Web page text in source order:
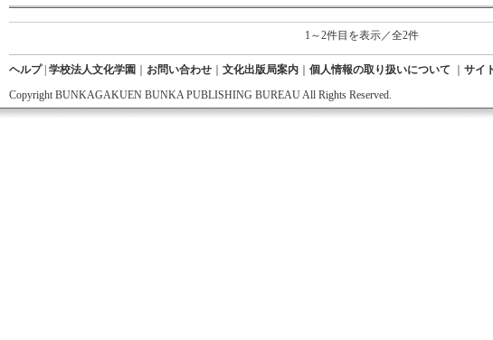
1～2件目を表示／全2件
ヘルプ| 学校法人文化学園 お問い合わせ 文化出版局案内 個人情報の取り扱いについて
サイ
Copyright BUNKAGAKUEN BUNKA PUBLISHING BUREAU All Rights Reserved.